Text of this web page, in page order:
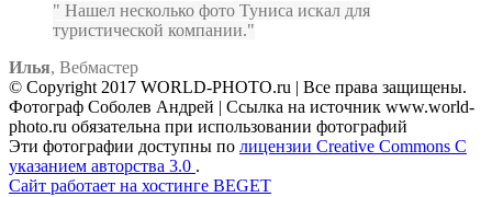
Нашел несколько фото Туниса искал для
туристической компании.
Илья, Вебмастер
© Copyright 2017 WORLD-PHOTO.ru | Все права защищены.
Фотограф Соболев Андрей | Ссылка на источник www.world-
photo.ru обязательна при использовании фотографий
Эти фотографии доступны по лицензии Creative Commons С
указанием авторства 3.0 .
Сайт работает на хостинге BEGET